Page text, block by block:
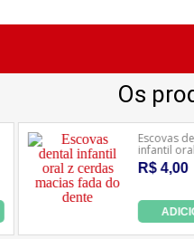
utilizamos cookies
você concorda com